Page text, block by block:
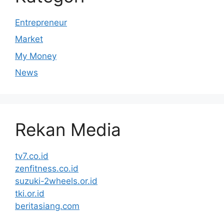
Entrepreneur
Market
My Money
News
Rekan Media
tv7.co.id
zenfitness.co.id
suzuki-2wheels.or.id
tki.or.id
beritasiang.com